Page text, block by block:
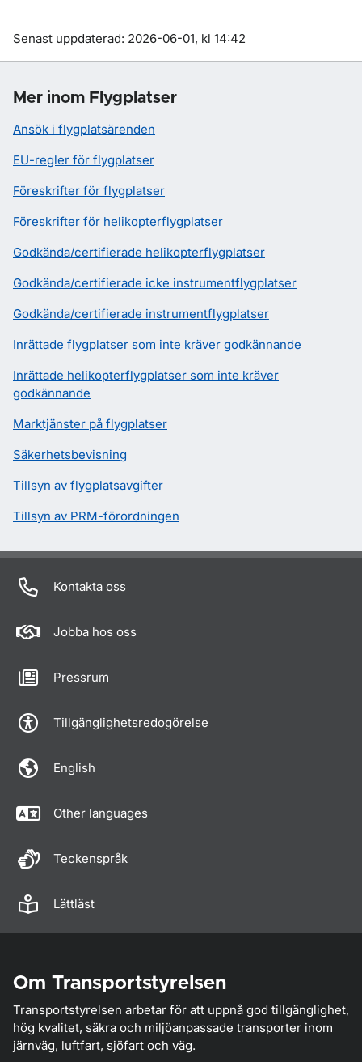
Om sidan
Senast uppdaterad: 2026-06-01, kl 14:42
Mer inom Flygplatser
Ansök i flygplatsärenden
EU-regler för flygplatser
Föreskrifter för flygplatser
Föreskrifter för helikopterflygplatser
Godkända/certifierade helikopterflygplatser
Godkända/certifierade icke instrumentflygplatser
Godkända/certifierade instrumentflygplatser
Inrättade flygplatser som inte kräver godkännande
Inrättade helikopterflygplatser som inte kräver
godkännande
Marktjänster på flygplatser
Säkerhetsbevisning
Tillsyn av flygplatsavgifter
Tillsyn av PRM-förordningen
Kontakta oss
Jobba hos oss
Pressrum
Tillgänglighetsredogörelse
English
Other languages
Teckenspråk
Lättläst
Om Transportstyrelsen
Transportstyrelsen arbetar för att uppnå god tillgänglighet,
hög kvalitet, säkra och miljöanpassade transporter inom
järnväg, luftfart, sjöfart och väg.